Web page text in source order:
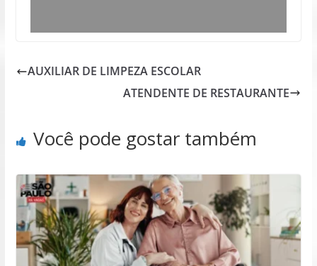
AUXILIAR DE LIMPEZA ESCOLAR
ATENDENTE DE RESTAURANTE
Você pode gostar também